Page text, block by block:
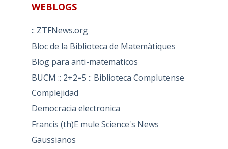
WEBLOGS
:: ZTFNews.org
Bloc de la Biblioteca de Matemàtiques
Blog para anti-matematicos
BUCM :: 2+2=5 :: Biblioteca Complutense
Complejidad
Democracia electronica
Francis (th)E mule Science's News
Gaussianos